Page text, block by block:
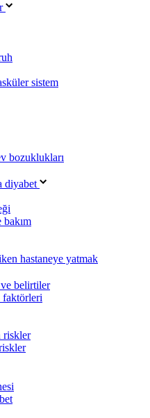
sistem
bozuklukları
diyabet
bakım
hastaneye yatmak
belirtiler
faktörleri
riskler